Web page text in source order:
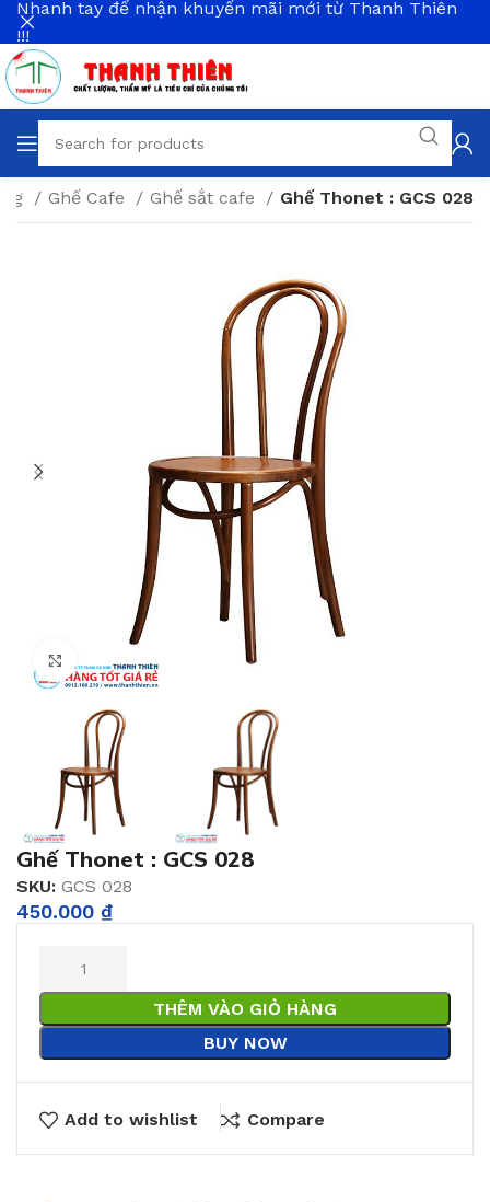
Ghế Cafe Ghế sắt cafe Ghế Thonet : GCS 028
Click to enlarge
Ghế Thonet : GCS 028
SKU: GCS 028
450.000 ₫
THÊM VÀO GIỎ HÀNG
BUY NOW
Add to wishlist Compare
Nhanh tay để nhận khuyến mãi mới từ Thanh Thiên
!!!